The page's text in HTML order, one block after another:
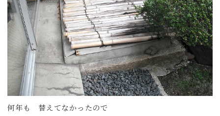
何年も 替えてなかったので